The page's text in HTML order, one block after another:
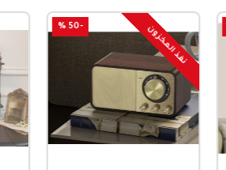
نفذ المخزون